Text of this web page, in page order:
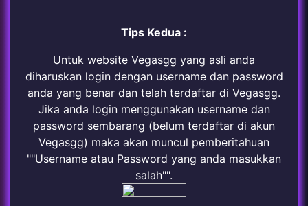
Tips Kedua :
Untuk website Vegasgg yang asli anda
diharuskan login dengan username dan password
anda yang benar dan telah terdaftar di Vegasgg.
Jika anda login menggunakan username dan
password sembarang (belum terdaftar di akun
Vegasgg) maka akan muncul pemberitahuan
""Username atau Password yang anda masukkan
salah"".